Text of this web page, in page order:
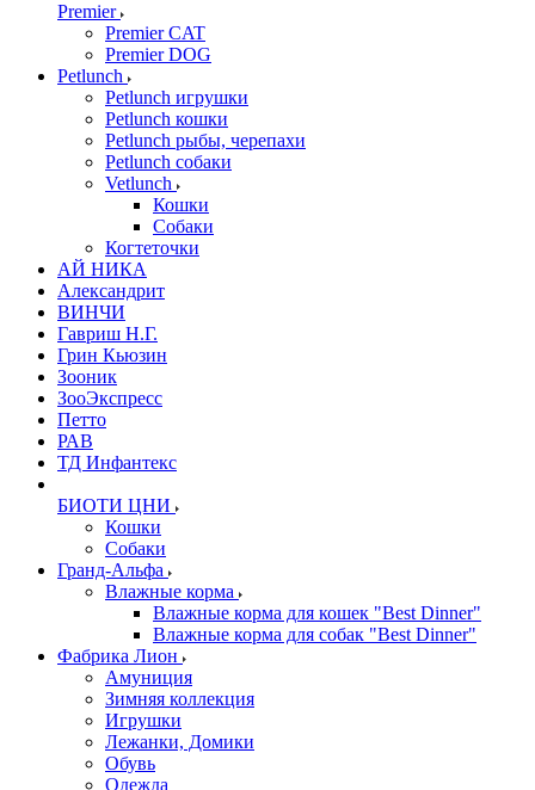
Premier
Premier CAT
Premier DOG
Petlunch
Petlunch игрушки
Petlunch кошки
Petlunch рыбы, черепахи
Petlunch собаки
Vetlunch
Кошки
Собаки
Когтеточки
АЙ НИКА
Александрит
ВИНЧИ
Гавриш Н.Г.
Грин Кьюзин
Зооник
ЗооЭкспресс
Петто
РАВ
ТД Инфантекс
БИОТИ ЦНИ
Кошки
Собаки
Гранд-Альфа
Влажные корма
Влажные корма для кошек "Best Dinner"
Влажные корма для собак "Best Dinner"
Фабрика Лион
Амуниция
Зимняя коллекция
Игрушки
Лежанки, Домики
Обувь
Одежда